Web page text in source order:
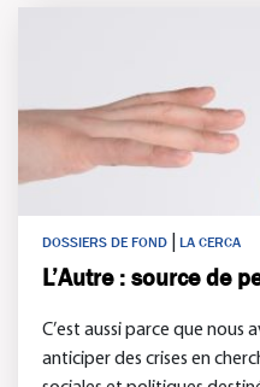
DOSSIERS DE FOND LA CERCA
L’Autre : source de
C’est aussi parce que nous
anticiper des crises en